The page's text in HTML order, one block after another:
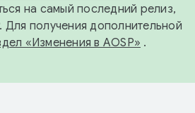
на самый последний релиз,
Для получения дополнительной
«Изменения в AOSP» .